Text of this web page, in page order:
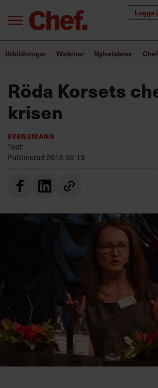
Logga
Annonsera
Kontakta oss
Villkor och policy för
personuppgiftsbehandling
Bra ledare förändrar
Utbildning för ledare
Chefakademin+
Utbildningar Webinar Nyhetsbrev
Röda Korsets
krisen
Evenemang
Text:
Publicerad 2013-03-13